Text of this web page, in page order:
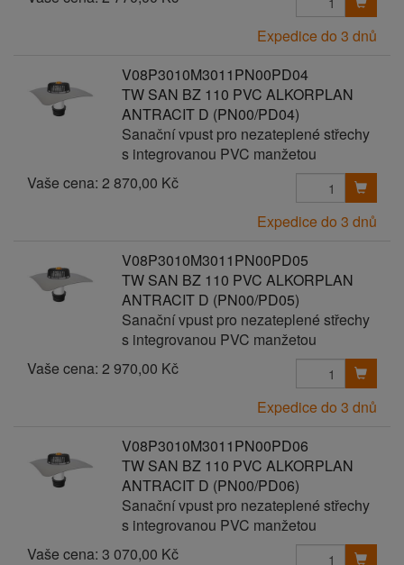
Expedice do 3 dnů
V08P3010M3011PN00PD04
TW SAN BZ 110 PVC ALKORPLAN
ANTRACIT D (PN00/PD04)
Sanační vpust pro nezateplené střechy
s integrovanou PVC manžetou
Vaše cena: 2 870,00 Kč
Expedice do 3 dnů
V08P3010M3011PN00PD05
TW SAN BZ 110 PVC ALKORPLAN
ANTRACIT D (PN00/PD05)
Sanační vpust pro nezateplené střechy
s integrovanou PVC manžetou
Vaše cena: 2 970,00 Kč
Expedice do 3 dnů
V08P3010M3011PN00PD06
TW SAN BZ 110 PVC ALKORPLAN
ANTRACIT D (PN00/PD06)
Sanační vpust pro nezateplené střechy
s integrovanou PVC manžetou
Vaše cena: 3 070,00 Kč